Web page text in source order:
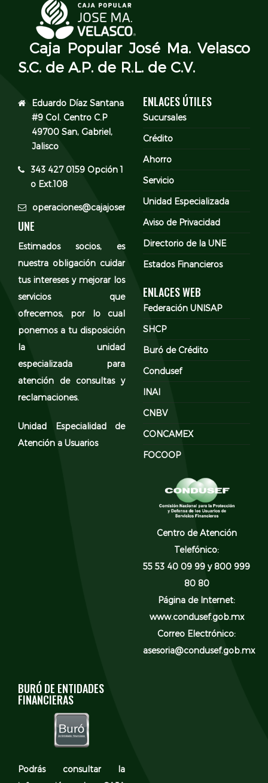
Caja Popular José Ma. Velasco
S.C. de A.P. de R.L. de C.V.
Eduardo Díaz Santana
#9 Col. Centro C.P
49700 San, Gabriel,
Jalisco
343 427 0159 Opción 1
o Ext.108
operaciones@cajajosemavelasco.com
UNE
Estimados socios, es
nuestra obligación cuidar
tus intereses y mejorar los
servicios que
ofrecemos, por lo cual
ponemos a tu disposición
la unidad
especializada para
atención de consultas y
reclamaciones.
Unidad Especialidad de
Atención a Usuarios
ENLACES ÚTILES
Sucursales
Crédito
Ahorro
Servicio
Unidad Especializada
Aviso de Privacidad
Directorio de la UNE
Estados Financieros
ENLACES WEB
Federación UNISAP
SHCP
Buró de Crédito
Condusef
INAI
CNBV
CONCAMEX
FOCOOP
Centro de Atención
Telefónico:
55 53 40 09 99 y 800 999
80 80
Página de Internet:
www.condusef.gob.mx
Correo Electrónico:
asesoria@condusef.gob.mx
BURÓ DE ENTIDADES
FINANCIERAS
Podrás consultar la